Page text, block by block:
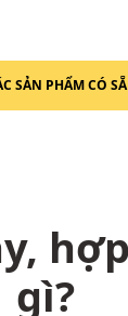
SẢN PHẨM CÓ
gì?